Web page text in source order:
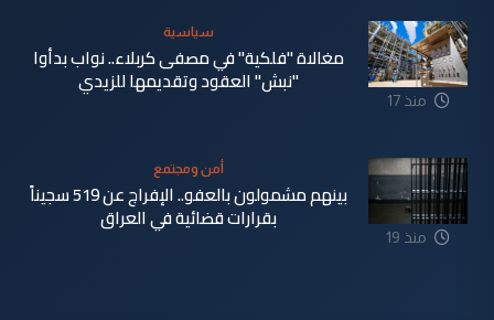
منذ 17
سياسية
مغالاة "فلكية" في مصفى كربلاء.. نواب بدأوا
"نبش" العقود وتقديمها للزيدي
منذ 19
أمن ومجتمع
بينهم مشمولون بالعفو.. الإفراج عن 519 سجيناً
بقرارات قضائية في العراق